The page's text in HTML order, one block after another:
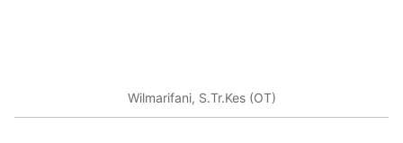
Wilmarifani, S.Tr.Kes (OT)